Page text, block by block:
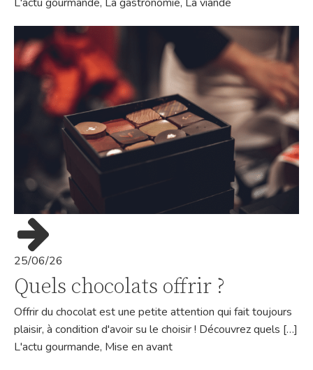
25/06/26
Quels chocolats offrir ?
Offrir du chocolat est une petite attention qui fait toujours
plaisir, à condition d'avoir su le choisir ! Découvrez quels […]
L'actu gourmande, Mise en avant